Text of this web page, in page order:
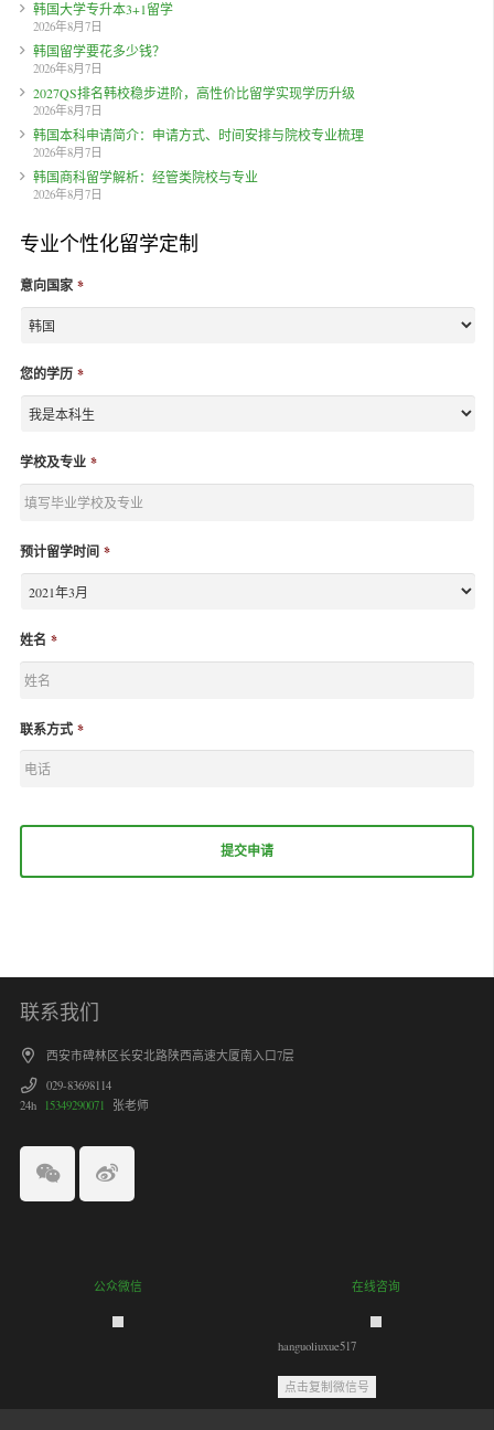
韩国大学专升本3+1留学
2026年8月7日
韩国留学要花多少钱？
2026年8月7日
2027QS排名韩校稳步进阶，高性价比留学实现学历升级
2026年8月7日
韩国本科申请简介：申请方式、时间安排与院校专业梳理
2026年8月7日
韩国商科留学解析：经管类院校与专业
2026年8月7日
专业个性化留学定制
意向国家 *
您的学历 *
学校及专业 *
预计留学时间 *
姓名 *
联系方式 *
联系我们
西安市碑林区长安北路陕西高速大厦南入口7层
029-83698114
24h
15349290071 张老师
公众微信 在线咨询
hanguoliuxue517
点击复制微信号